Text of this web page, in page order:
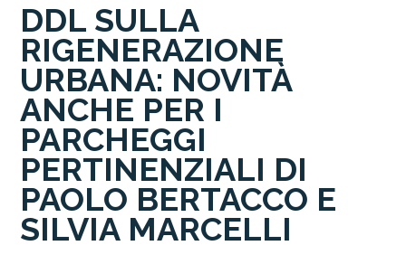
DDL SULLA
RIGENERAZIONE
URBANA: NOVITÀ
ANCHE PER I
PARCHEGGI
PERTINENZIALI DI
PAOLO BERTACCO E
SILVIA MARCELLI